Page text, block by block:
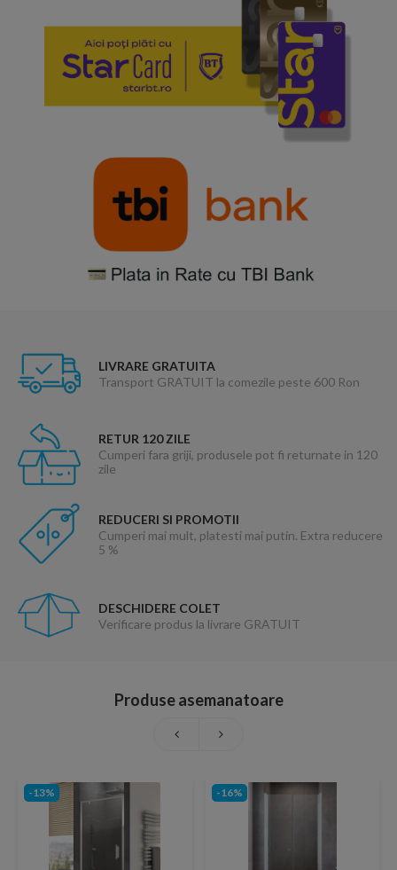
LIVRARE GRATUITA
Transport GRATUIT la comezile peste 600 Ron
RETUR 120 ZILE
Cumperi fara griji, produsele pot fi returnate in 120
zile
REDUCERI SI PROMOTII
Cumperi mai mult, platesti mai putin. Extra reducere
5 %
DESCHIDERE COLET
Verificare produs la livrare GRATUIT
Produse asemanatoare
-13% -16%